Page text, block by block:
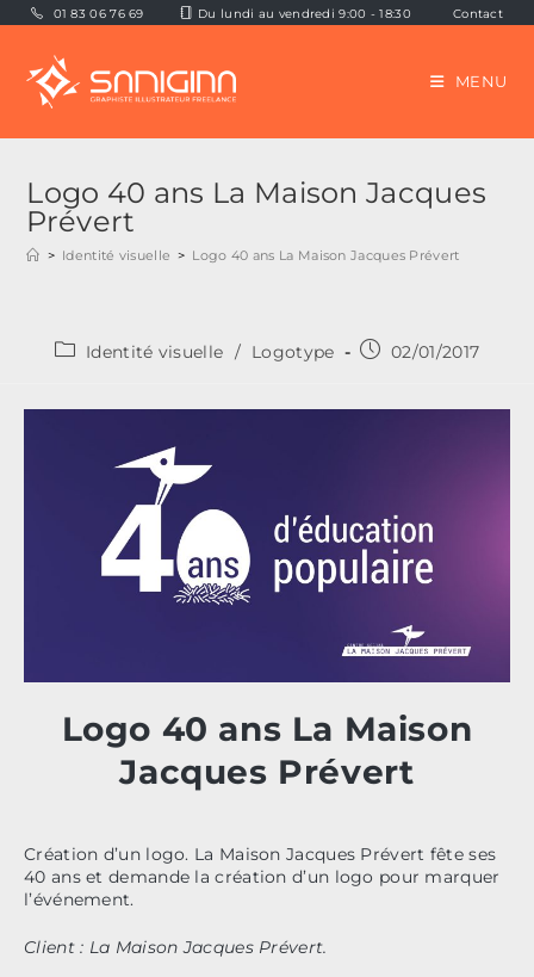
Skip
to
content
01 83 06 76 69 Du lundi au vendredi 9:00 - 18:30 Contact
MENU
Logo 40 ans La Maison Jacques
Prévert
> Identité visuelle > Logo 40 ans La Maison Jacques Prévert
PostIdentité visuelle / Logotype
Publication
02/01/2017
Logo 40 ans La Maison
Jacques Prévert
Création d’un logo. La Maison Jacques Prévert fête ses
40 ans et demande la création d’un logo pour marquer
l’événement.
Client : La Maison Jacques Prévert.